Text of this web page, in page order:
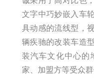
文字中巧妙嵌入车
具动感的流线型，
辆疾驰的改装车造
装汽车文化中心的
家、加盟方等受众